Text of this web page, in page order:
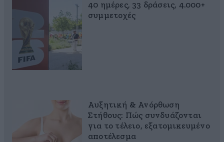
40 ημέρες, 33 δράσεις, 4.000+
συμμετοχές
Αυξητική & Ανόρθωση
Στήθους: Πώς συνδυάζονται
για το τέλειο, εξατομικευμένο
αποτέλεσμα